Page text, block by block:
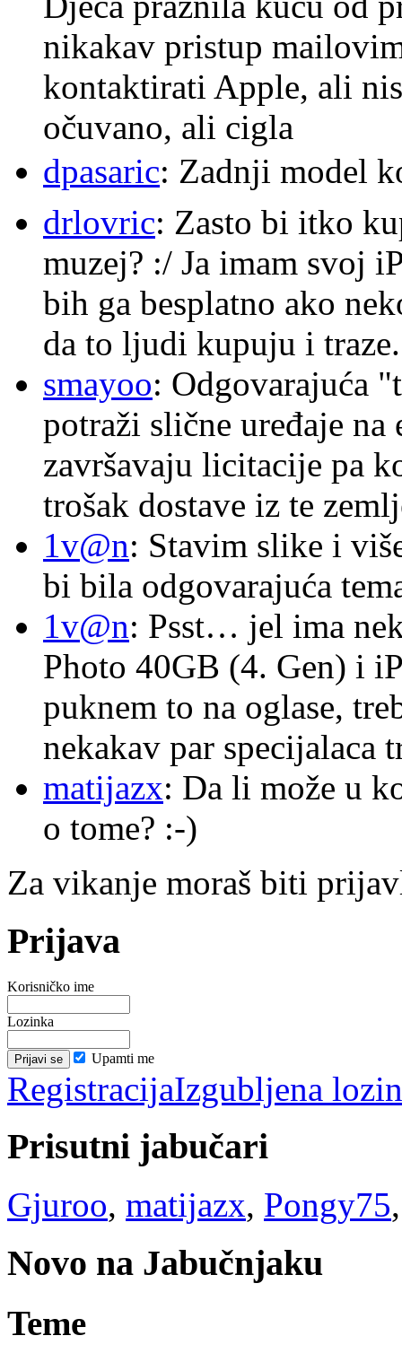
nikakav pristup
kontaktirati Apple, ali
očuvano, ali cigla
dpasaric: Zadnji model
drlovric: Zasto bi itko
muzej? :/ Ja imam svoj
bih ga besplatno ako
da to ljudi kupuju i traze.
smayoo: Odgovarajuća
potraži slične uređaje
završavaju licitacije pa
trošak dostave iz te
1v@n: Stavim slike i
bi bila odgovarajuća
1v@n: Psst… jel ima
Photo 40GB (4. Gen) i
puknem to na oglase,
nekakav par
matijazx: Da li može u
o tome? :-)
Za vikanje moraš biti
Prijava
Korisničko ime
Lozinka
Upamti me
RegistracijaIzgubljena
Prisutni jabučari
Gjuroo, matijazx, Pongy75
Novo na Jabučnjaku
Teme